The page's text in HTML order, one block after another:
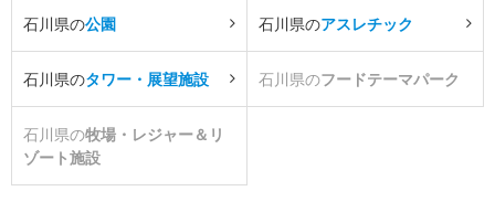
石川県の公園 石川県のアスレチック
石川県のタワー・展望施設 石川県のフードテーマパーク
石川県の牧場・レジャー＆リ
ゾート施設